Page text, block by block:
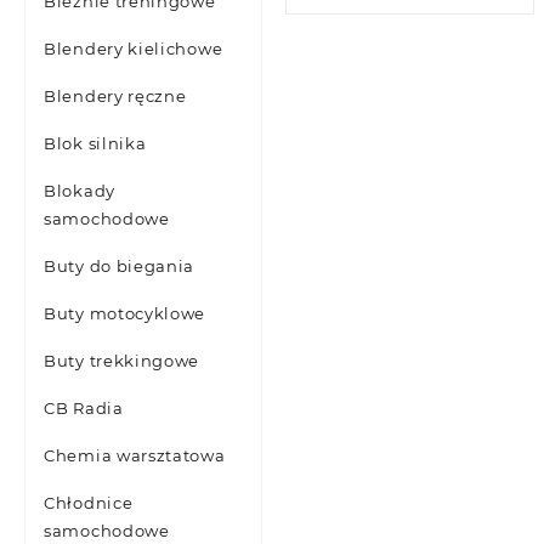
Blendery kielichowe
Blendery ręczne
Blok silnika
Blokady
samochodowe
Buty do biegania
Buty motocyklowe
Buty trekkingowe
CB Radia
Chemia warsztatowa
Chłodnice
samochodowe